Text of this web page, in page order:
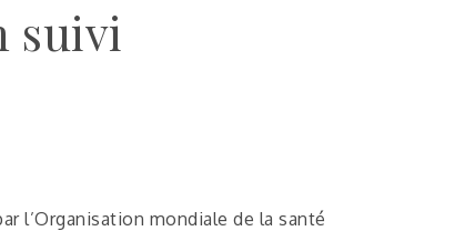
suivi
l’Organisation mondiale de la santé